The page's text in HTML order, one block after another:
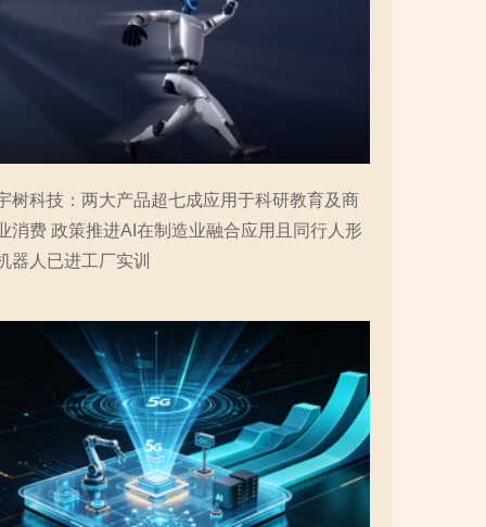
树科技：两大产品超七成应用于科研教育及商
消费 政策推进AI在制造业融合应用且同行人形
器人已进工厂实训